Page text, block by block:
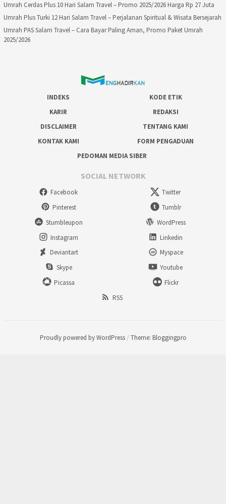
Umrah Cerdas Plus 10 Hari Salam Travel – Promo 2025/2026 Harga Rp 27 Juta
Umrah Plus Turki 12 Hari Salam Travel – Perjalanan Spiritual & Wisata Bersejarah
Umrah PAS Salam Travel – Cara Bayar Paling Aman, Promo Paket Umrah
2025/2026
INDEKS
KODE ETIK
KARIR
REDAKSI
DISCLAIMER
TENTANG KAMI
KONTAK KAMI
FORM PENGADUAN
PEDOMAN MEDIA SIBER
SOCIAL NETWORK
Facebook
Twitter
Pinterest
Tumblr
Stumbleupon
WordPress
Instagram
Linkedin
Deviantart
Myspace
Skype
Youtube
Picassa
Flickr
RSS
Proudly powered by WordPress / Theme: Bloggingpro